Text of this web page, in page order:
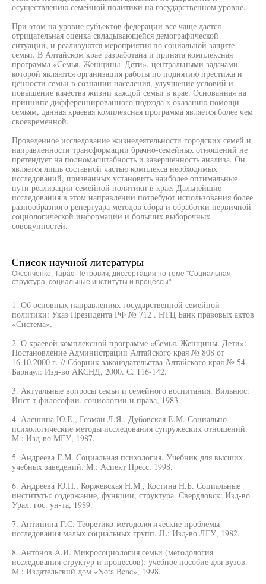
осуществлению семейной политики на государственном уровне.
При этом на уровне субъектов федерации все чаще дается
отрицательная оценка складывающейся демографической
ситуации, и реализуются мероприятия по социальной защите
семьи. В Алтайском крае разработана и принята комплексная
программа «Семья. Женщины. Дети», центральными задачами
которой являются организация работы по поднятию престижа и
ценности семьи в сознании населения, улучшение условий и
повышение качества жизни каждой семьи в крае. Основанная на
принципе дифференцированного подхода к оказанию помощи
семьям, данная краевая комплексная программа является более чем
своевременной.
Проведенное исследование жизнедеятельности городских семей и
направленности трансформации брачно-семейных отношений не
претендует на полномасштабность и завершенность анализа. Он
является лишь составной частью комплекса необходимых
исследований, призванных установить наиболее оптимальные
пути реализации семейной политики в крае. Дальнейшие
исследования в этом направлении потребуют использования более
разнообразного репертуара методов сбора и обработки первичной
социологической информации и больших выборочных
совокупностей.
Список научной литературы
Оксенченко, Тарас Петрович, диссертация по теме "Социальная
структура, социальные институты и процессы"
1. Об основных направлениях государственной семейной
политики: Указ Президента РФ № 712 . НТЦ Банк правовых актов
«Система».
2. О краевой комплексной программе «Семья. Женщины. Дети»:
Постановление Администрации Алтайского края № 808 от
16.10.2000 г. // Сборник законодательства Алтайского края № 54.
Барнаул: Изд-во АКСНД, 2000. С. 116-142.
3. Актуальные вопросы семьи и семейного воспитания. Вильнюс:
Инст-т философии, социологии и права, 1983.
4. Алешина Ю.Е., Гозман Л.Я., Дубовская Е.М. Социально-
психологические методы исследования супружеских отношений.
М.: Изд-во МГУ, 1987.
5. Андреева Г.М. Социальная психология. Учебник для высших
учебных заведений. М.: Аспект Пресс, 1998.
6. Андреева Ю.П., Коржевская Н.М., Костина Н.Б. Социальные
институты: содержание, функции, структура. Свердловск: Изд-во
Урал. гос. ун-та, 1989.
7. Антипина Г.С. Теоретико-методологические проблемы
исследования малых социальных групп. JL: Изд-во ЛГУ, 1982.
8. Антонов А.И. Микросоциология семьи (методология
исследования структур и процессов): учебное пособие для вузов.
М.: Издательский дом «Nota Bene», 1998.